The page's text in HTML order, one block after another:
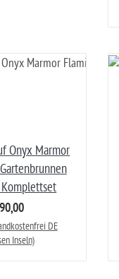
Onyx Marmor
DE
Inseln)